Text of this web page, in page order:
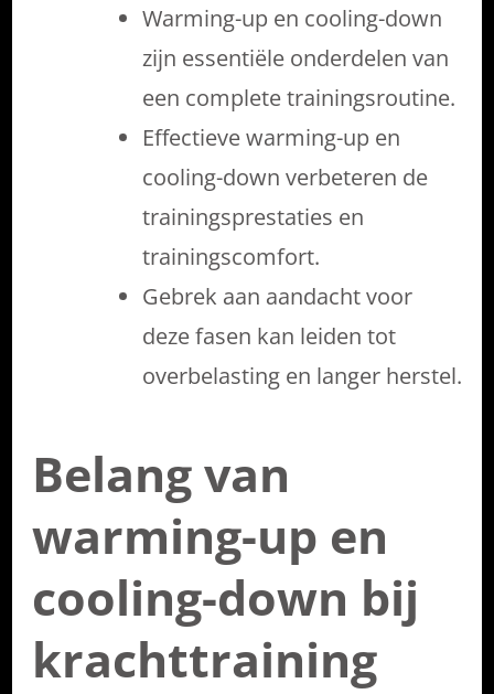
Warming-up en cooling-down
zijn essentiële onderdelen van
een complete trainingsroutine.
Effectieve warming-up en
cooling-down verbeteren de
trainingsprestaties en
trainingscomfort.
Gebrek aan aandacht voor
deze fasen kan leiden tot
overbelasting en langer herstel.
Belang van
warming-up en
cooling-down bij
krachttraining